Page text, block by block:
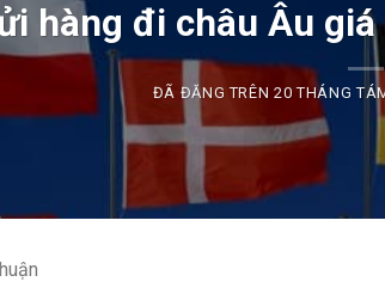
hàng đi châu Âu
ĐÃ ĐĂNG TRÊN20 THÁNG